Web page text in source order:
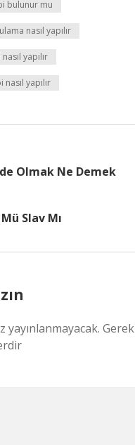
bulunur mu
nasıl yapılır
yapılır
yapılır
Olmak Ne Demek
Slav Mı
yayınlanmayacak.